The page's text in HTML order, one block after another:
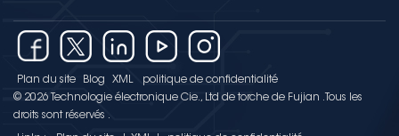
Plan du site Blog XML
politique de confidentialité
© 2026 Technologie électronique Cie., Ltd de torche de Fujian .Tous les
droits sont réservés .